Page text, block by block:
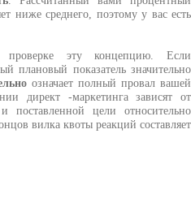
ниже среднего, поэтому у вас есть
проверке эту концепцию. Если
плановый показатель значительно
означает полный провал вашей
директ -маркетинга зависят от
поставленной цели относительно
вилка квоты реакций составляет